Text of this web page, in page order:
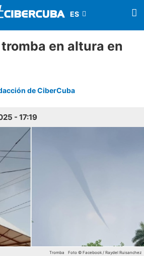
en altura en
de CiberCuba
- 17:19
Tromba Foto © Facebook / Raydel Ruisanchez